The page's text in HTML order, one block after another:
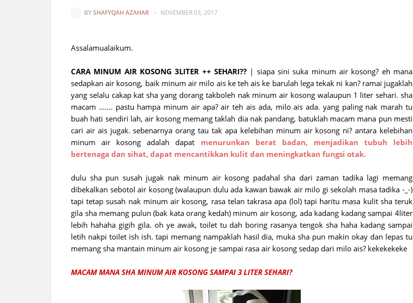
BYSHAFYQAH AZAHAR - NOVEMBER 03, 2017
Assalamualaikum.
CARA MINUM AIR KOSONG 3LITER ++ SEHARI?? | siapa sini suka minum air kosong? eh mana
sedapkan air kosong, baik minum air milo ais ke teh ais ke barulah lega tekak ni kan? ramai jugaklah
yang selalu cakap kat sha yang dorang takboleh nak minum air kosong walaupun 1 liter sehari. sha
macam ....... pastu hampa minum air apa? air teh ais ada, milo ais ada. yang paling nak marah tu
buah hati sendiri lah, air kosong memang taklah dia nak pandang, batuklah macam mana pun mesti
cari air ais jugak. sebenarnya orang tau tak apa kelebihan minum air kosong ni? antara kelebihan
minum air kosong adalah dapat menurunkan berat badan, menjadikan tubuh lebih
bertenaga dan sihat, dapat mencantikkan kulit dan meningkatkan fungsi otak.
dulu sha pun susah jugak nak minum air kosong padahal sha dari zaman tadika lagi memang
dibekalkan sebotol air kosong (walaupun dulu ada kawan bawak air milo gi sekolah masa tadika -_-)
tapi tetap susah nak minum air kosong, rasa telan takrasa apa (lol) tapi haritu masa kulit sha teruk
gila sha memang pulun (bak kata orang kedah) minum air kosong, ada kadang kadang sampai 4liter
lebih hahaha gigih gila. oh ye awak, toilet tu dah boring rasanya tengok sha haha kadang sampai
letih nakpi toilet ish ish. tapi memang nampaklah hasil dia, muka sha pun makin okay dan lepas tu
memang sha mantain minum air kosong je sampai rasa air kosong sedap dari milo ais? kekekekeke
MACAM MANA SHA MINUM AIR KOSONG SAMPAI 3 LITER SEHARI?